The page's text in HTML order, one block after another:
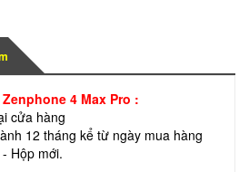
4 Max Pro :
cửa hàng
12 tháng kể từ ngày mua hàng
Hộp mới.